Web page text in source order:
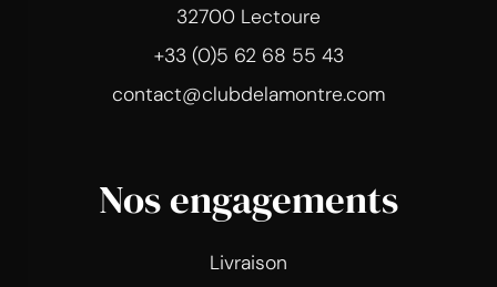
32700 Lectoure
+33 (0)5 62 68 55 43
contact@clubdelamontre.com
Nos engagements
Livraison